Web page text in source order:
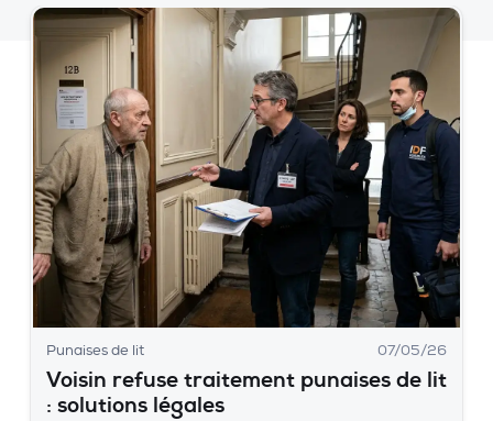
Punaises de lit 07/05/26
Voisin refuse traitement punaises de lit
: solutions légales